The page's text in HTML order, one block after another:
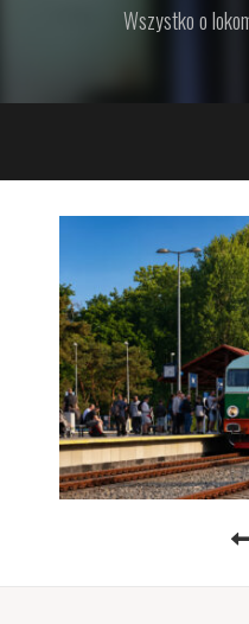
Wszystko o